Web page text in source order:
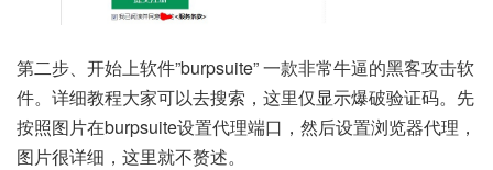
第二步、开始上软件”burpsuite” 一款非常牛逼的黑客攻击软
件。详细教程大家可以去搜索，这里仅显示爆破验证码。先
按照图片在burpsuite设置代理端口，然后设置浏览器代理，
图片很详细，这里就不赘述。